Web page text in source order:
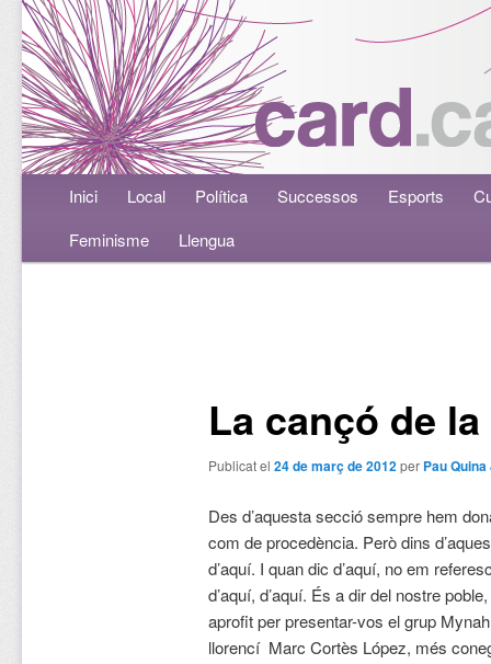
Menú principalAneu al contingut principal
Aneu al contingut secundari
Inici Local Política Successos Esports
Feminisme
Llengua
La cançó de
Publicat el 24 de març de 2012per Pau
Des d’aquesta secció sempre hem
com de procedència. Però dins
d’aquí. I quan dic d’aquí, no em
d’aquí, d’aquí. És a dir del nostre
aprofit per presentar-vos el grup
llorencí Marc Cortès López, més